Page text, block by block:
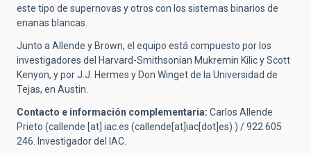
este tipo de supernovas y otros con los sistemas binarios de
enanas blancas.
Junto a Allende y Brown, el equipo está compuesto por los
investigadores del Harvard-Smithsonian Mukremin Kilic y Scott
Kenyon, y por J.J. Hermes y Don Winget de la Universidad de
Tejas, en Austin.
Contacto e información complementaria: Carlos Allende
Prieto (callende [at] iac.es (callende[at]iac[dot]es) ) / 922 605
246. Investigador del IAC.